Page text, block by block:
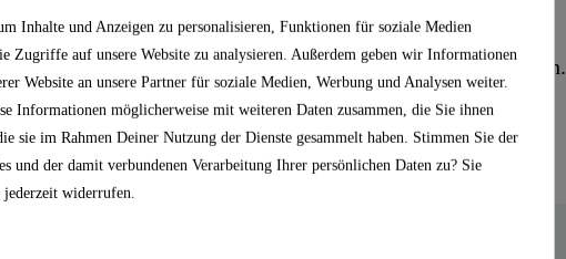
• Geräuscharm
Achtung: farbliche Abweichung möglich.
Inhalte und Anzeigen zu personalisieren, Funktionen für soziale Medien
Zugriffe auf unsere Website zu analysieren. Außerdem geben wir Informationen
Website an unsere Partner für soziale Medien, Werbung und Analysen weiter.
Informationen möglicherweise mit weiteren Daten zusammen, die Sie ihnen
sie im Rahmen Deiner Nutzung der Dienste gesammelt haben. Stimmen Sie der
und der damit verbundenen Verarbeitung Ihrer persönlichen Daten zu? Sie
widerrufen.